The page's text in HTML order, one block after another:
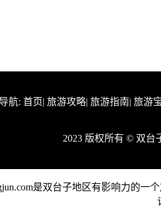
航: 首页| 旅游攻略| 旅游指南| 旅游
2023 版权所有 © 双
是双台子地区有影响力的